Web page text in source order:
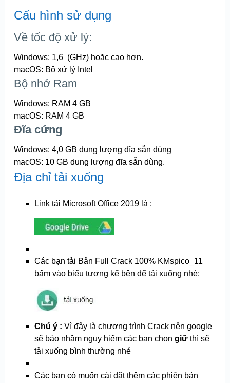
Cấu hình sử dụng
Về tốc độ xử lý:
Windows: 1,6 (GHz) hoặc cao hơn.
macOS: Bộ xử lý Intel
Bộ nhớ Ram
Windows: RAM 4 GB
macOS: RAM 4 GB
Đĩa cứng
Windows: 4,0 GB dung lượng đĩa sẵn dùng
macOS: 10 GB dung lượng đĩa sẵn dùng.
Địa chỉ tải xuống
Link tải Microsoft Office 2019 là :
Các bạn tải Bản Full Crack 100% KMspico_11
bấm vào biểu tượng kế bên để tải xuống nhé:
Chú ý : Vì đây là chương trình Crack nên google
sẽ báo nhầm nguy hiểm các bạn chọn giữthì sẽ
tải xuống bình thường nhé
Các bạn có muốn cài đặt thêm các phiên bản